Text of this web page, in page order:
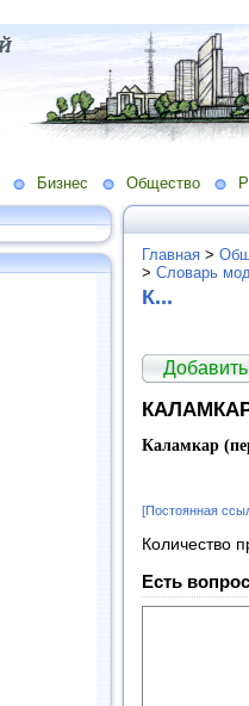
Бизнес Общество
Главная >
> Словарь
К...
Каламкар
[Постоянная
Количество
Есть